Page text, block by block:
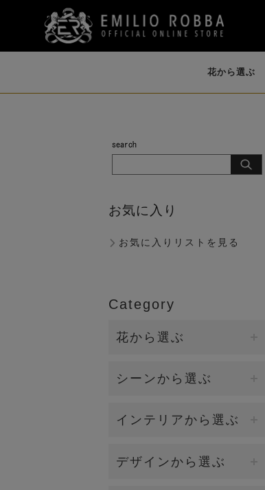
花から選ぶ
ファレノプシス
バン
ピオニー（芍薬）
誕生日・各種お祝
開店
祝
ダイニング
イリュージョンフ
（LIKE WATER）
個
（
お気に入り
お気に入りリストを見る
Category
花から選ぶ
ファレノプシス（胡蝶蘭）
カラー
シーンから選ぶ
誕生日・各種お祝い
型）
インテリアから選ぶ
ダイニング
デザインから選ぶ